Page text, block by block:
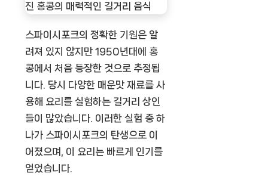
스파이시포크의 정확한 기원은 알
려져 있지 않지만 1950년대에 홍
콩에서 처음 등장한 것으로 추정됩
니다. 당시 다양한 매운맛 재료를 사
용해 요리를 실험하는 길거리 상인
들이 많았습니다. 이러한 실험 중 하
나가 스파이시포크의 탄생으로 이
어졌으며, 이 요리는 빠르게 인기를
얻었습니다.